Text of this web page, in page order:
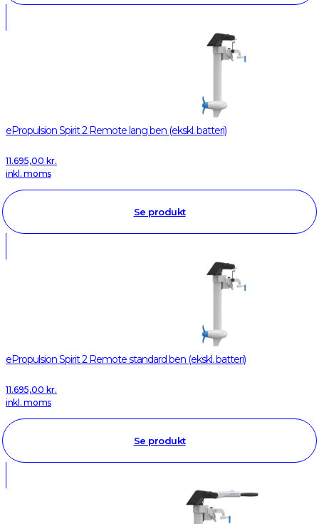
ePropulsion Spirit 2 Remote lang ben (ekskl. batteri)
11.695,00 kr.
inkl. moms
Se produkt
ePropulsion Spirit 2 Remote standard ben (ekskl. batteri)
11.695,00 kr.
inkl. moms
Se produkt